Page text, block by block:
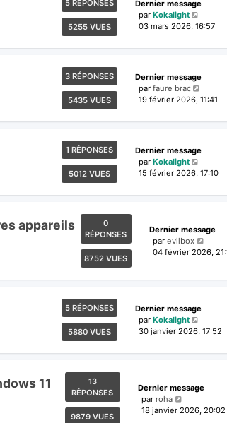
5 RÉPONSES
5255 VUES
Dernier message
par Kokalight
03 mars 2026, 16:57
3 RÉPONSES
5435 VUES
Dernier message
par faure brac
19 février 2026, 11:41
1 RÉPONSES
5012 VUES
Dernier message
par Kokalight
15 février 2026, 17:10
appareils
0
RÉPONSES
8752 VUES
Dernier message
parevilbox
04 février 2026,
5 RÉPONSES
5880 VUES
Dernier message
par Kokalight
30 janvier 2026, 17:52
11
13
RÉPONSES
9879 VUES
Dernier message
par roha
18 janvier 2026, 20:02